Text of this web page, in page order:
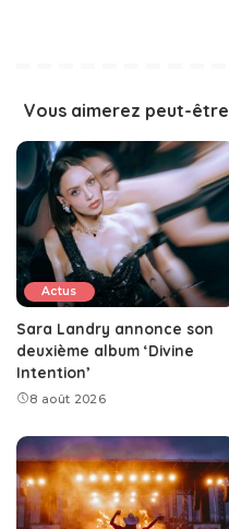
Vous aimerez peut-être
Actus
Sara Landry annonce son
deuxième album ‘Divine
Intention’
8 août 2026